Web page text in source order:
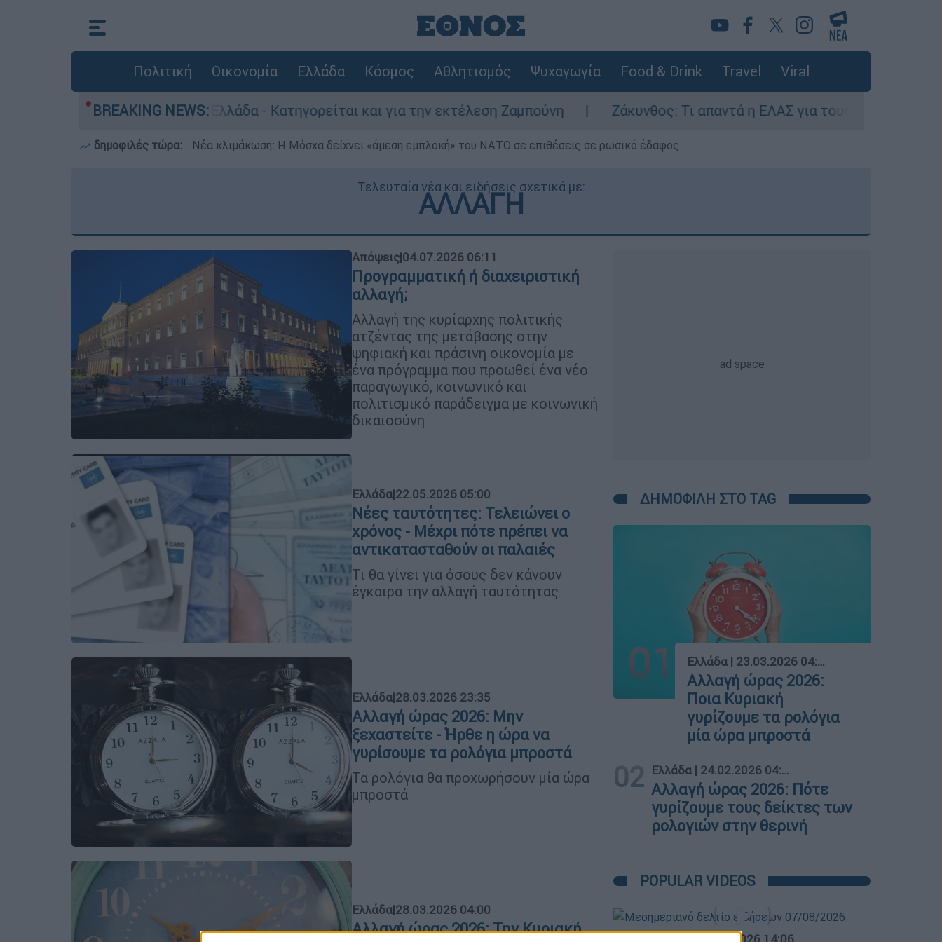
Πολιτική Οικονομία Ελλάδα Κόσμος Αθλητισμός Ψυχαγωγία Food & Drink Travel Viral
BREAKING NEWS:
στην Ελλάδα - Κατηγορείται και για την εκτέλεση Ζαμπούνη Ζάκυνθος: Τι απαντά η ΕΛΑΣ για τους 8 βιασμούς τουριστριών -
δημοφιλές τώρα: Νέα κλιμάκωση: Η Μόσχα δείχνει «άμεση εμπλοκή» του ΝΑΤΟ σε επιθέσεις σε ρωσικό έδαφος
Τελευταία νέα και ειδήσεις σχετικά με:
ΑΛΛΑΓΗ
Απόψεις|04.07.2026 06:11
Προγραμματική ή διαχειριστική
αλλαγή;
Αλλαγή της κυρίαρχης πολιτικής
ατζέντας της μετάβασης στην
ψηφιακή και πράσινη οικονομία με
ένα πρόγραμμα που προωθεί ένα νέο
παραγωγικό, κοινωνικό και
πολιτισμικό παράδειγμα με κοινωνική
δικαιοσύνη
Ελλάδα|22.05.2026 05:00
Νέες ταυτότητες: Τελειώνει ο
χρόνος - Μέχρι πότε πρέπει να
αντικατασταθούν οι παλαιές
Τι θα γίνει για όσους δεν κάνουν
έγκαιρα την αλλαγή ταυτότητας
Ελλάδα|28.03.2026 23:35
Αλλαγή ώρας 2026: Μην
ξεχαστείτε - Ήρθε η ώρα να
γυρίσουμε τα ρολόγια μπροστά
Τα ρολόγια θα προχωρήσουν μία ώρα
μπροστά
Ελλάδα|28.03.2026 04:00
Αλλαγή ώρας 2026: Την Κυριακή
ΔΗΜΟΦΙΛΗ ΣΤΟ TAG
01 Ελλάδα | 23.03.2026 04:00
Αλλαγή ώρας 2026:
Ποια Κυριακή
γυρίζουμε τα ρολόγια
μία ώρα μπροστά
02 Ελλάδα | 24.02.2026 04:00
Αλλαγή ώρας 2026: Πότε
γυρίζουμε τους δείκτες των
ρολογιών στην θερινή
POPULAR VIDEOS